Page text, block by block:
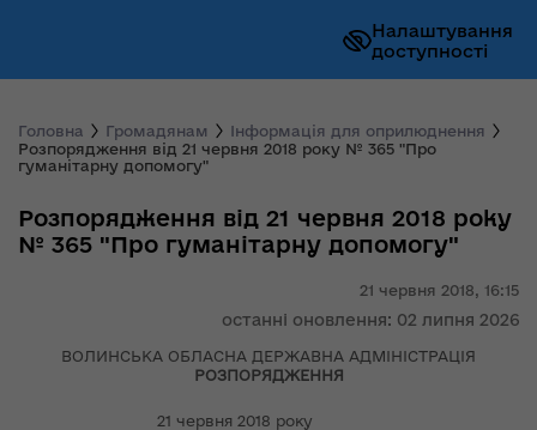
Налаштування
доступності
Головна Громадянам
Інформація для оприлюднення
Розпорядження від 21 червня 2018 року № 365 "Про
гуманітарну допомогу"
21 червня 2018, 16:15
останні оновлення: 02 липня 2026
Розпорядження від 21 червня 2018 року
№ 365 "Про гуманітарну допомогу"
ВОЛИНСЬКА ОБЛАСНА ДЕРЖАВНА АДМІНІСТРАЦІЯ
РОЗПОРЯДЖЕННЯ
21 червня 2018 року